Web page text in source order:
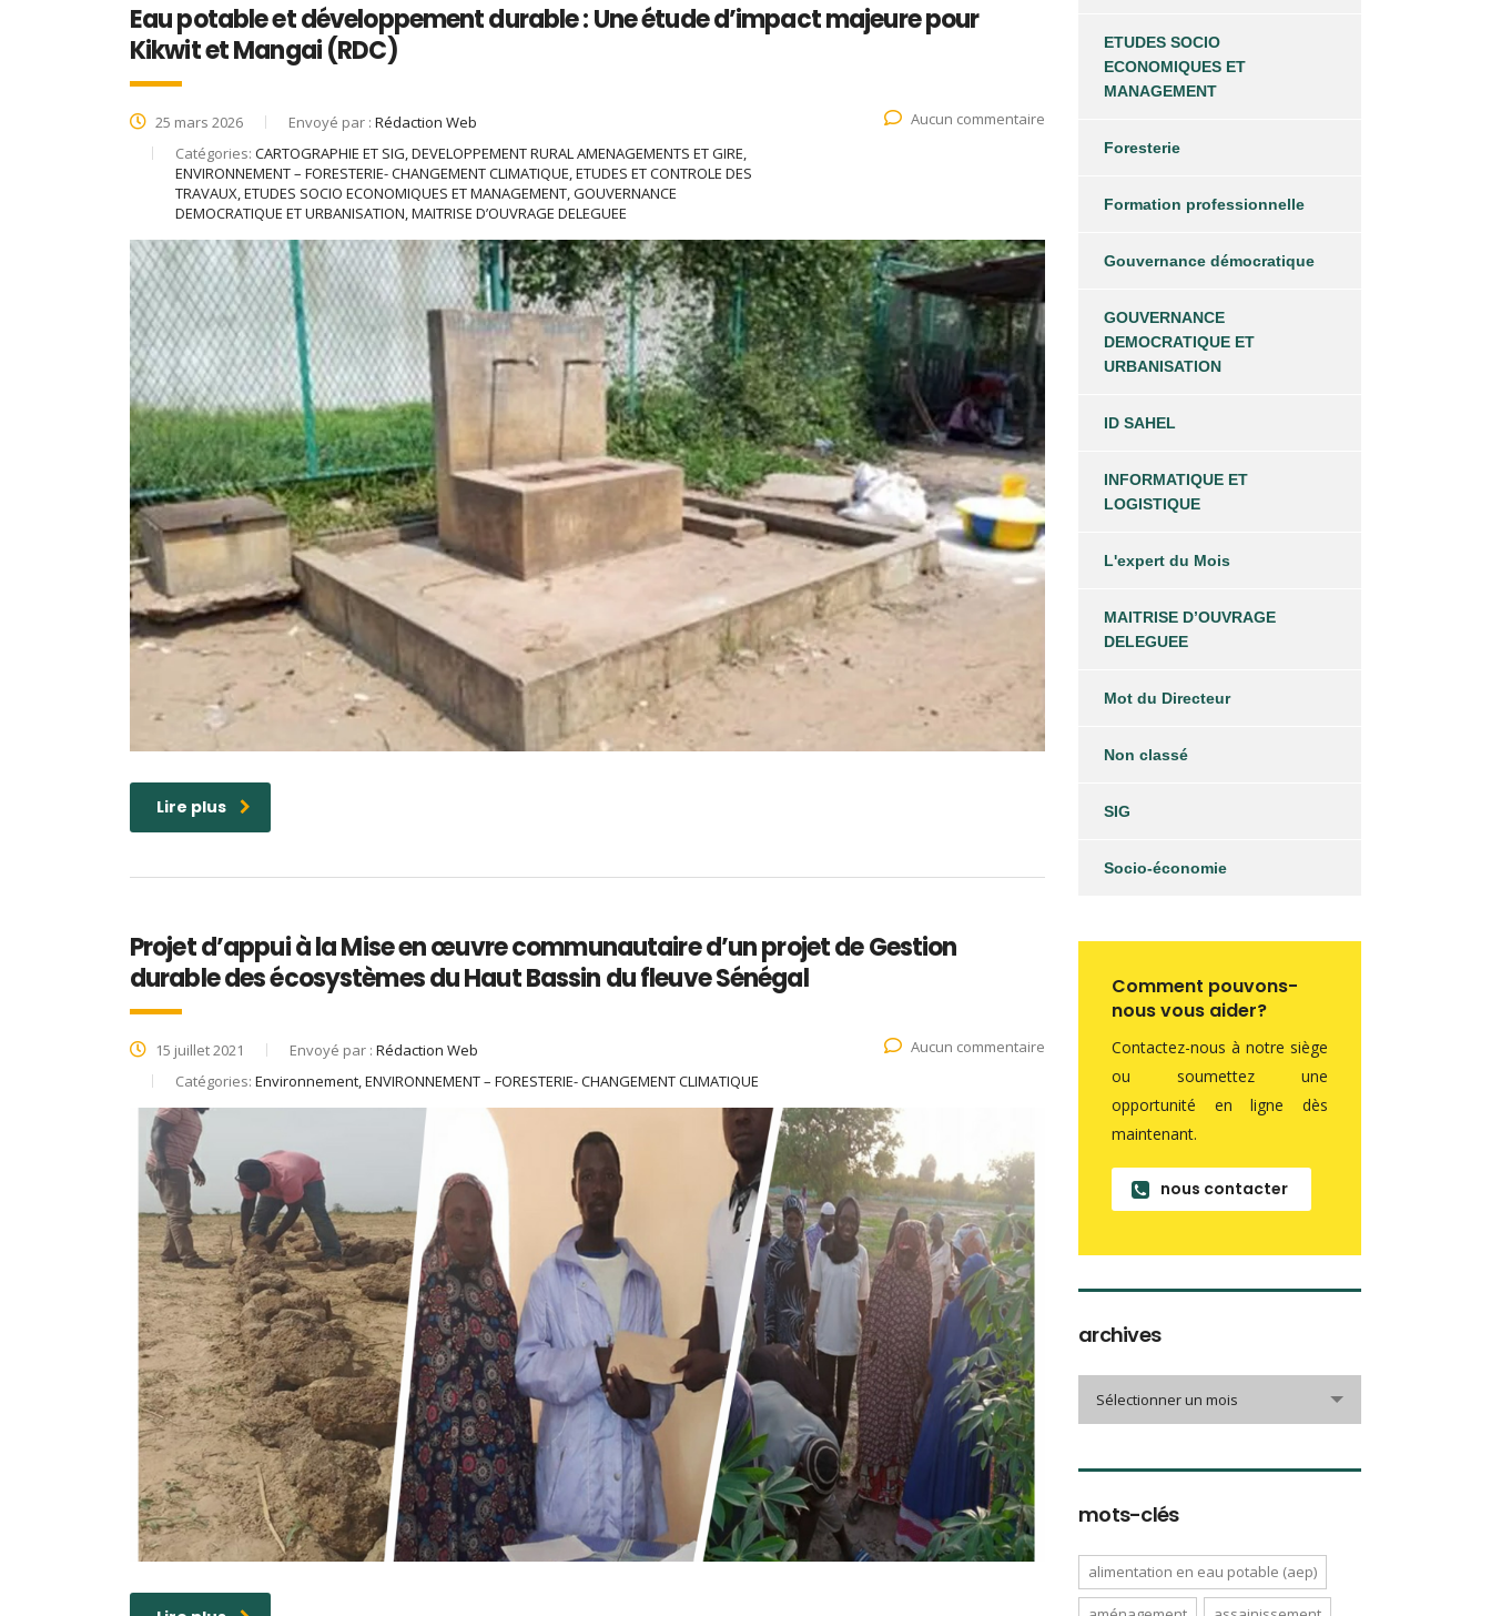
Eau potable et développement durable : Une étude d’impact majeure pour
Kikwit et Mangai (RDC)
25 mars 2026 Envoyé par : Rédaction Web
Catégories: CARTOGRAPHIE ET SIG, DEVELOPPEMENT RURAL AMENAGEMENTS ET GIRE,
ENVIRONNEMENT – FORESTERIE- CHANGEMENT CLIMATIQUE, ETUDES ET CONTROLE DES
TRAVAUX, ETUDES SOCIO ECONOMIQUES ET MANAGEMENT, GOUVERNANCE
DEMOCRATIQUE ET URBANISATION, MAITRISE D’OUVRAGE DELEGUEE
Aucun commentaire
Lire plus
Projet d’appui à la Mise en œuvre communautaire d’un projet de Gestion
durable des écosystèmes du Haut Bassin du fleuve Sénégal
15 juillet 2021 Envoyé par : Rédaction Web
Catégories: Environnement, ENVIRONNEMENT – FORESTERIE- CHANGEMENT CLIMATIQUE
Aucun commentaire
ETUDES SOCIO
ECONOMIQUES ET
MANAGEMENT
Foresterie
Formation professionnelle
Gouvernance démocratique
GOUVERNANCE
DEMOCRATIQUE ET
URBANISATION
ID SAHEL
INFORMATIQUE ET
LOGISTIQUE
L'expert du Mois
MAITRISE D’OUVRAGE
DELEGUEE
Mot du Directeur
Non classé
SIG
Socio-économie
Comment pouvons-
nous vous aider?
Contactez-nous à notre siège
ou soumettez une
opportunité en ligne dès
maintenant.
nous contacter
archives
Sélectionner un mois
mots-clés
alimentation en eau potable (aep)